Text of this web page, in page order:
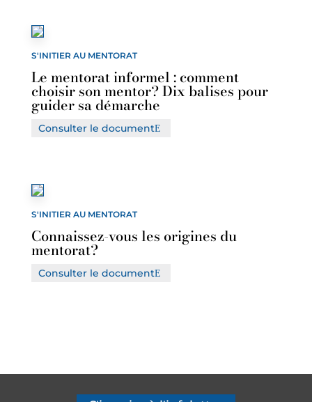
S'INITIER AU MENTORAT
Le mentorat informel : comment
choisir son mentor? Dix balises pour
guider sa démarche
Consulter le document
S'INITIER AU MENTORAT
Connaissez-vous les origines du
mentorat?
Consulter le document